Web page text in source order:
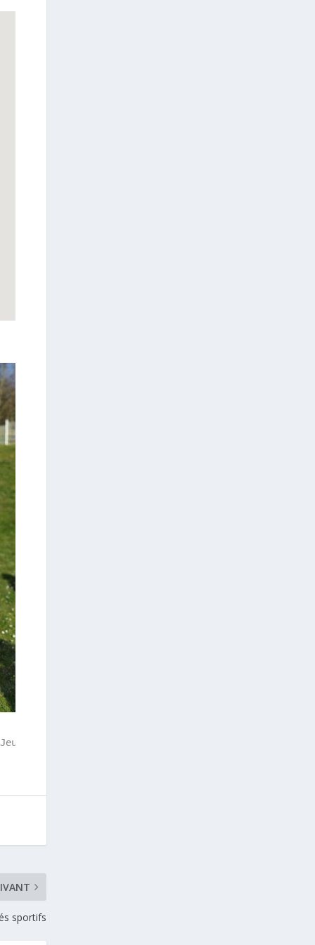
Olympiques de la Jeunesse 2018
sportifs